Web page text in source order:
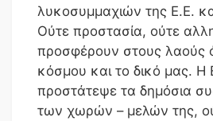
λυκοσυμμαχιών της Ε.Ε.
Ούτε προστασία, ούτε
προσφέρουν στους λαούς
κόσμου και το δικό μας. Η
προστάτεψε τα δημόσια
των χωρών – μελών της,